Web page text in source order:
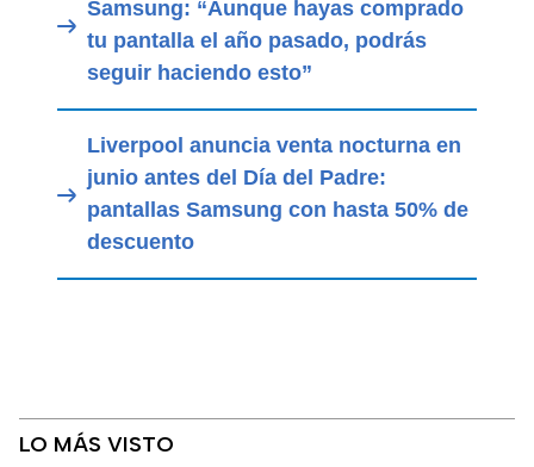
Samsung: “Aunque hayas comprado
tu pantalla el año pasado, podrás
seguir haciendo esto”
Liverpool anuncia venta nocturna en
junio antes del Día del Padre:
pantallas Samsung con hasta 50% de
descuento
LO MÁS VISTO